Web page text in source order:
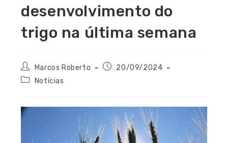
desenvolvimento do
trigo na última semana
Marcos Roberto
20/09/2024
Notícias